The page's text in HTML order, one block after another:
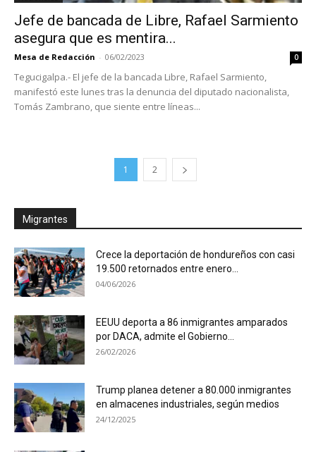
Jefe de bancada de Libre, Rafael Sarmiento
asegura que es mentira...
Mesa de Redacción - 06/02/2023 0
Tegucigalpa.- El jefe de la bancada Libre, Rafael Sarmiento,
manifestó este lunes tras la denuncia del diputado nacionalista,
Tomás Zambrano, que siente entre líneas...
1 2
Migrantes
Crece la deportación de hondureños con casi
19.500 retornados entre enero...
04/06/2026
EEUU deporta a 86 inmigrantes amparados
por DACA, admite el Gobierno...
26/02/2026
Trump planea detener a 80.000 inmigrantes
en almacenes industriales, según medios
24/12/2025